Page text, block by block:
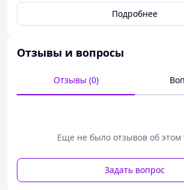
Подробнее
Отзывы и вопросы
Отзывы (0)
Еще не было отзывов об этом
Задать вопрос